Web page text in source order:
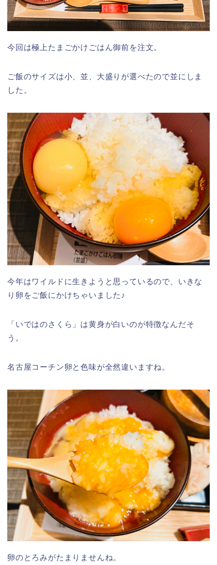
今回は極上たまごかけごはん御前を注文。
ご飯のサイズは小、並、大盛りが選べたので並にしま
した。
今年はワイルドに生きようと思っているので、いきな
り卵をご飯にかけちゃいました♪
「いではのさくら」は黄身が白いのが特徴なんだそ
う。
名古屋コーチン卵と色味が全然違いますね。
卵のとろみがたまりませんね。